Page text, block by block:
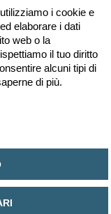
Tutti gli orari sono
Limited
i cookie e
elaborare i dati
web o la
il tuo diritto
alcuni tipi di
di più.